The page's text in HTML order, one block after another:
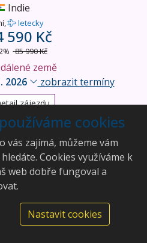
Indie
letecky
590 Kč
85 990 Kč
země
2026 zobrazit termíny
zájezdu
Aleš Rajský
Modenská 292/20, 36007
Karlovy Vary, Doubí
cookies
vás zajímá, můžeme vám
Cookies využíváme k
web dobře fungoval a
Nastavit cookies